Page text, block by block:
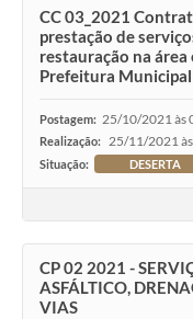
CC 03_2021
prestação de
restauração na
Prefeitura Municipal
Postagem: 25/10/2021 às
Realização: 25/11/2021
Situação: DESERTA
CP 02 2021 -
ASFÁLTICO,
VIAS